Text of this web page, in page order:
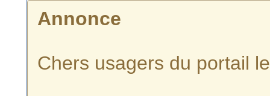
Annonce
Chers usagers du portail